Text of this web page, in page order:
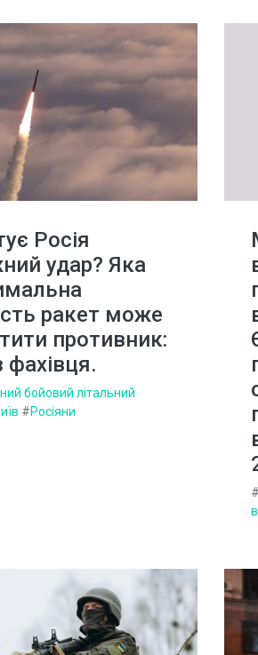
Росія
удар? Яка
ракет може
противник:
фахівця.
бойовий літальний
#Росіяни
#